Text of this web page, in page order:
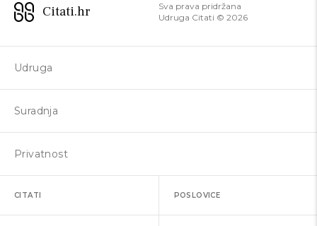
Citati.hr
Sva prava pridržana
Udruga Citati © 2026
Udruga
Suradnja
Privatnost
CITATI POSLOVICE